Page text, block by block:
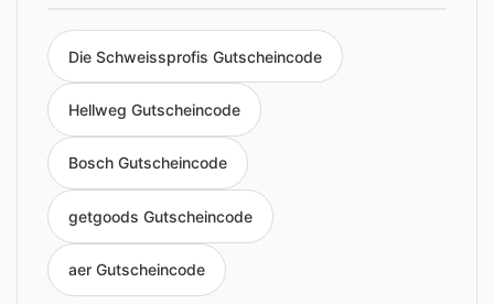
Die Schweissprofis Gutscheincode
Hellweg Gutscheincode
Bosch Gutscheincode
getgoods Gutscheincode
aer Gutscheincode